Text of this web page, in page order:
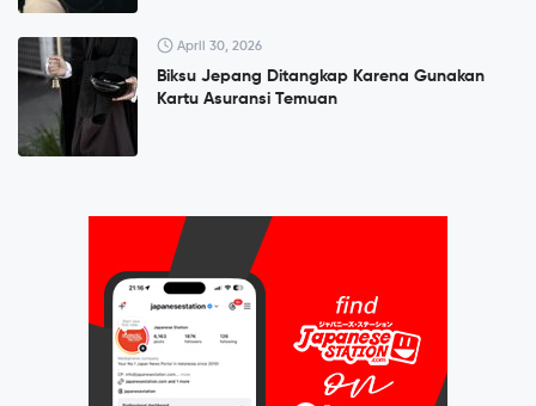
April 30, 2026
Biksu Jepang Ditangkap Karena Gunakan
Kartu Asuransi Temuan